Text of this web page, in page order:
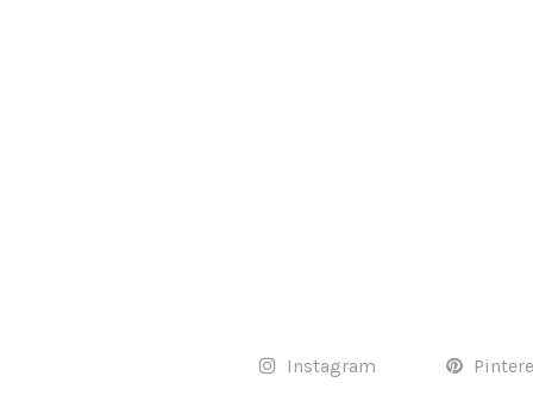
Instagram